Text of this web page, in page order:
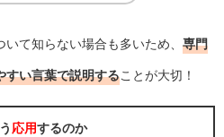
て知らない場合も多いため、 専門
すい言葉で説明することが大切！
応用するのか